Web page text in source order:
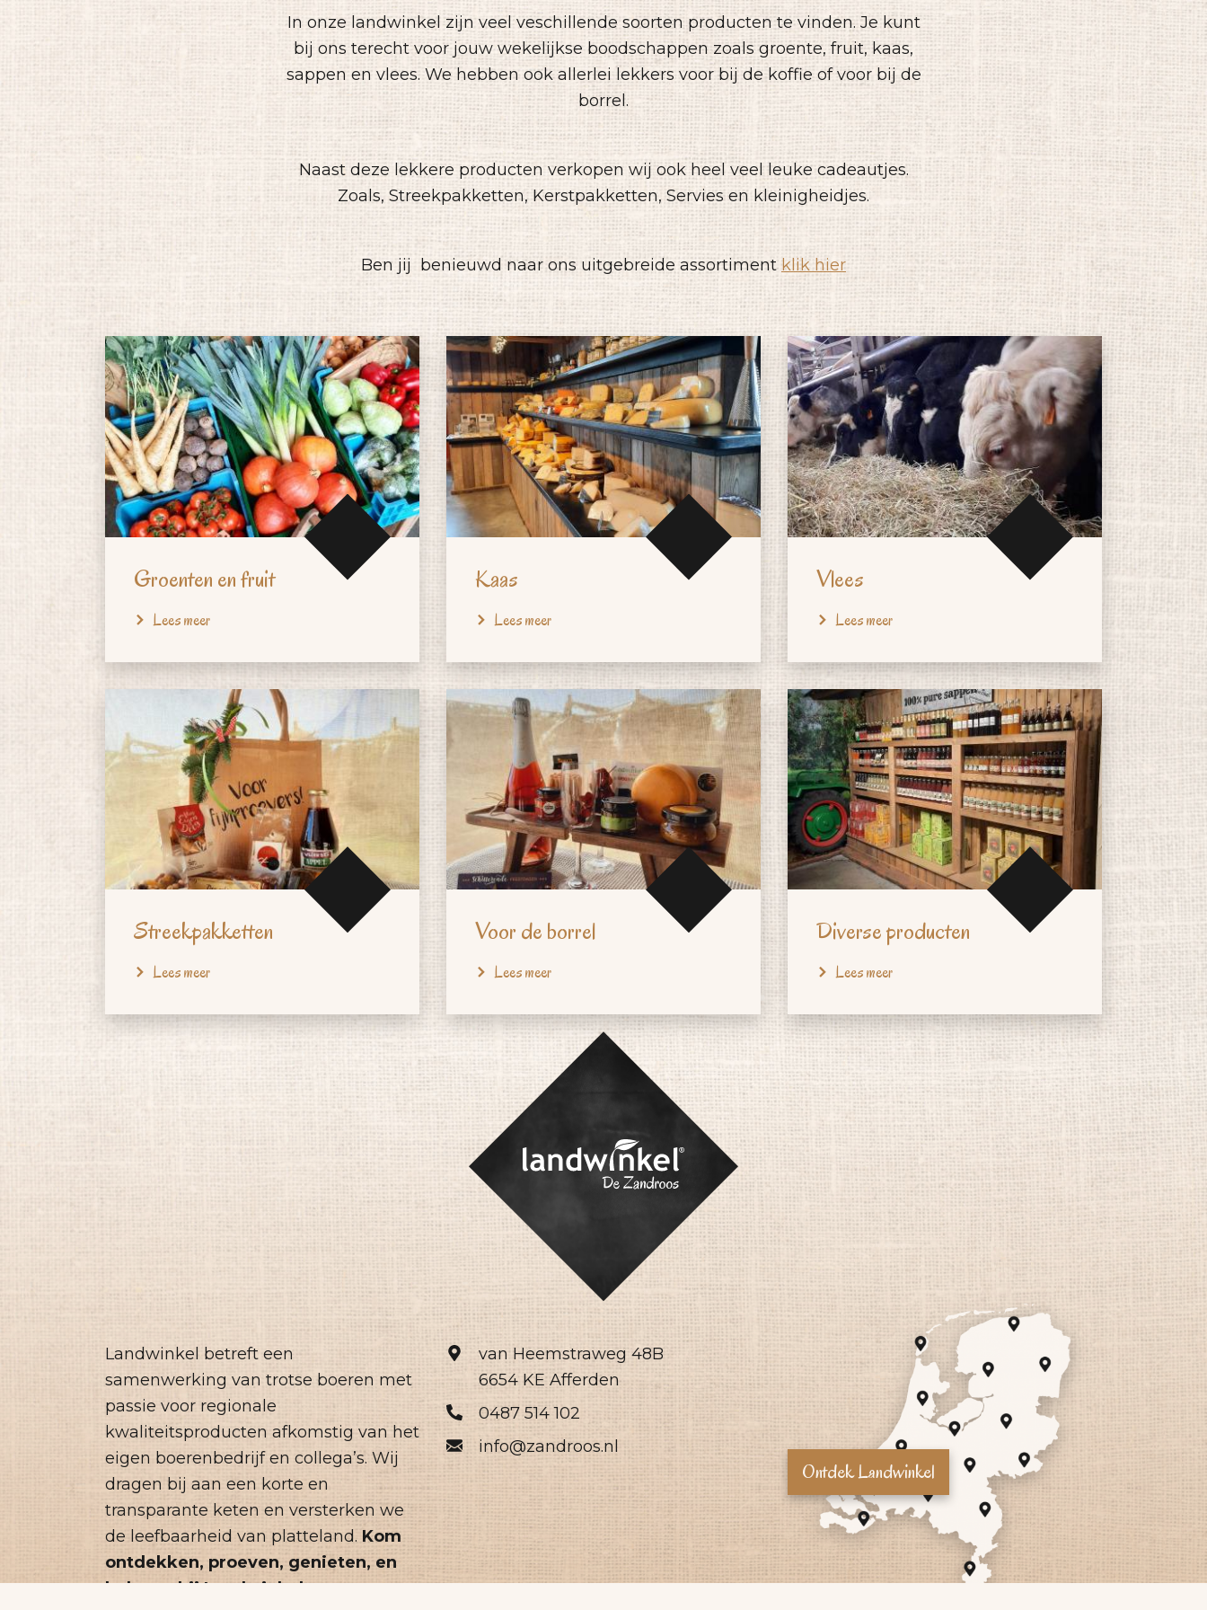
In onze landwinkel zijn veel veschillende soorten producten te vinden. Je kunt
bij ons terecht voor jouw wekelijkse boodschappen zoals groente, fruit, kaas,
sappen en vlees. We hebben ook allerlei lekkers voor bij de koffie of voor bij de
borrel.
Naast deze lekkere producten verkopen wij ook heel veel leuke cadeautjes.
Zoals, Streekpakketten, Kerstpakketten, Servies en kleinigheidjes.
Ben jij benieuwd naar ons uitgebreide assortiment klik hier
Groenten en fruit
Lees meer
Kaas
Lees meer
Vlees
Lees meer
Streekpakketten
Lees meer
Voor de borrel
Lees meer
Diverse producten
Lees meer
Landwinkel betreft een
samenwerking van trotse boeren met
passie voor regionale
kwaliteitsproducten afkomstig van het
eigen boerenbedrijf en collega’s. Wij
dragen bij aan een korte en
transparante keten en versterken we
de leefbaarheid van platteland. Kom
ontdekken, proeven, genieten, en
beleven bij Landwinkel.
van Heemstraweg 48B
6654 KE Afferden
0487 514 102
info@zandroos.nl
Ontdek Landwinkel